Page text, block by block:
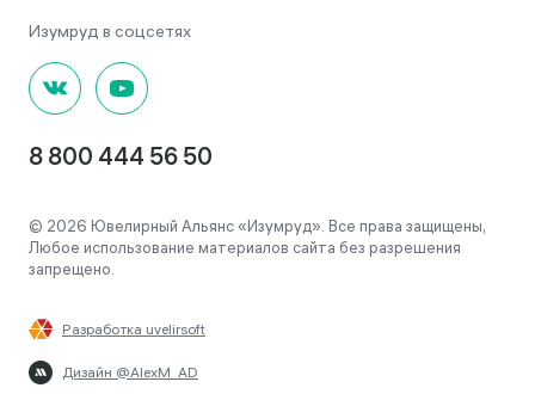
8 800 444 56 50
© 2026 Ювелирный Альянс «Изумруд». Все права защищены,
Любое использование материалов сайта без разрешения
запрещено.
Разработка uvelirsoft
Дизайн @AlexM_AD